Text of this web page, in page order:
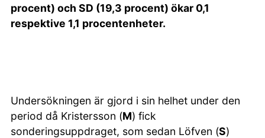
procent) och SD (19,3 procent) ökar 0,1
respektive 1,1 procentenheter.
Undersökningen är gjord i sin helhet under den
period då Kristersson (M) fick
sonderingsuppdraget, som sedan Löfven (S)